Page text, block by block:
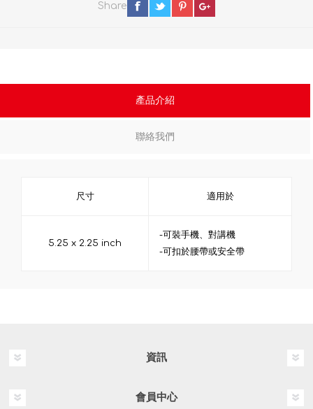
Share
產品介紹
聯絡我們
尺寸 適用於
5.25 x 2.25 inch
-可裝手機、對講機
-可扣於腰帶或安全帶
資訊
會員中心